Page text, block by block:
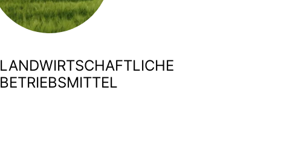
LANDWIRTSCHAFTLICHE
BETRIEBSMITTEL